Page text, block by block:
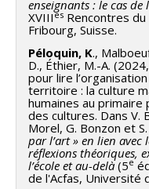
enseignants : le cas de
XVIIIes Rencontres
Fribourg, Suisse.
Péloquin, K.,
D., Éthier, M.-A.
pour lire
territoire : la culture
humaines au primaire
des cultures. Dans V.
Morel, G. Bonzon et
par l’art » en lien avec
réflexions théoriques,
l’école et au-delà(5e
de l'Acfas, Université